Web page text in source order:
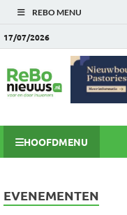
REBO MENU
17/07/2026
HOOFDMENU
EVENEMENTEN